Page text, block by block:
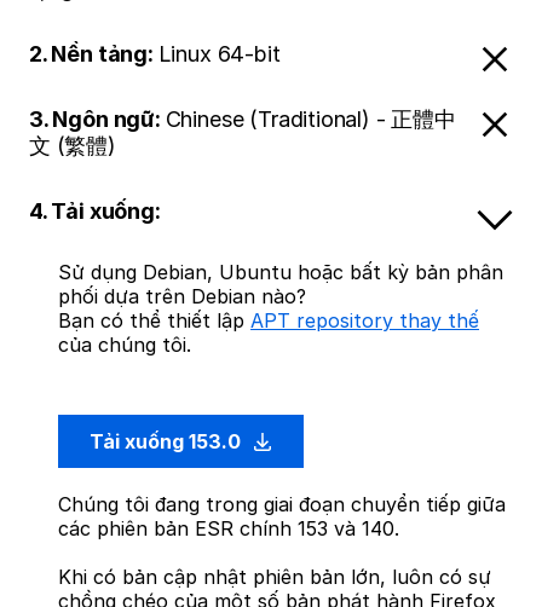
2. Nền tảng: Linux 64-bit
3. Ngôn ngữ: Chinese (Traditional) - 正體中
文 (繁體)
4. Tải xuống:
Sử dụng Debian, Ubuntu hoặc bất kỳ bản phân
phối dựa trên Debian nào?
Bạn có thể thiết lập APT repository thay thế
của chúng tôi.
Tải xuống 153.0
Chúng tôi đang trong giai đoạn chuyển tiếp giữa
các phiên bản ESR chính 153 và 140.
Khi có bản cập nhật phiên bản lớn, luôn có sự
chồng chéo của một số bản phát hành Firefox